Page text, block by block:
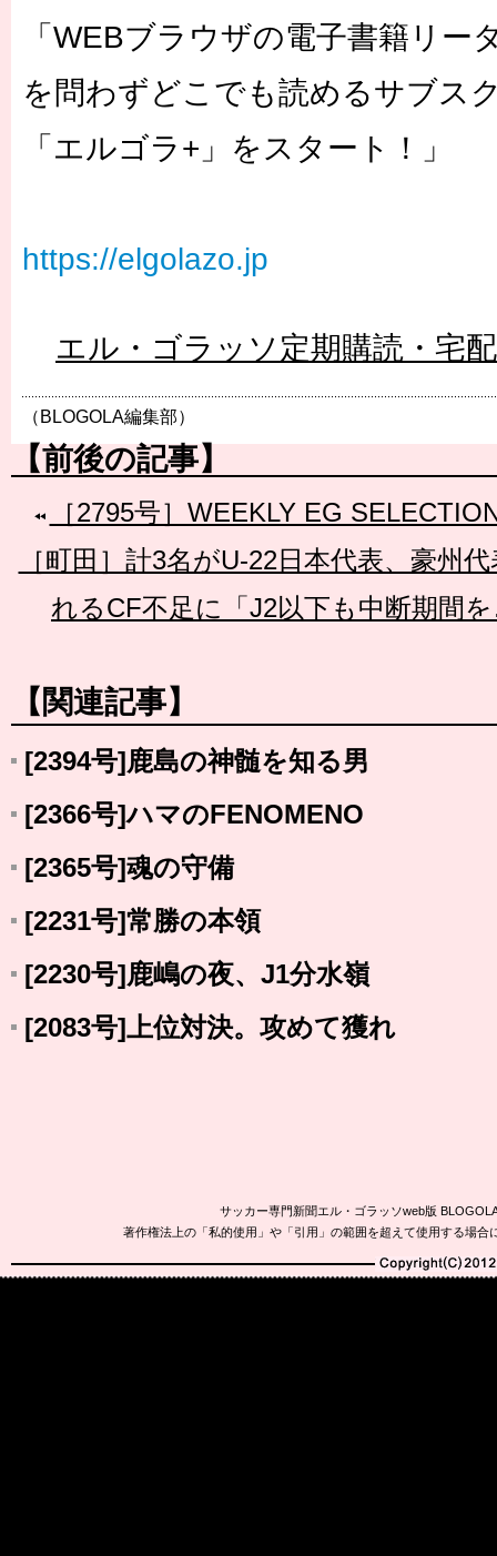
「WEBブラウザの電子書籍リー
を問わずどこでも読めるサブス
「エルゴラ+」をスタート！」
https://elgolazo.jp
エル・ゴラッソ定期購読・宅
（BLOGOLA編集部）
【前後の記事】
［2795号］WEEKLY EG
［町田］計3名がU-22日本代表、豪州
れるCF不足に「J2以下も中断期間
【関連記事】
[2394号]鹿島の神髄を知る男
[2366号]ハマのFENOMENO
[2365号]魂の守備
[2231号]常勝の本領
[2230号]鹿嶋の夜、J1分水嶺
[2083号]上位対決。攻めて獲れ
サッカー専門新聞エル・ゴラッソweb版
著作権法上の「私的使用」や「引用」の範囲を超えて使用する場
Copyright(C)2010-